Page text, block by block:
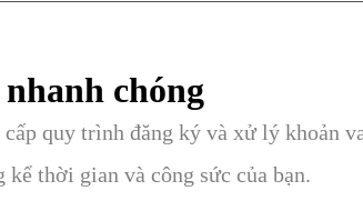
chóng
quy trình đăng ký và xử lý khoản
thời gian và công sức của bạn.